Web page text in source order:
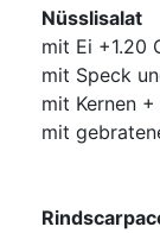
Nüsslisalat
mit Ei +1.20
mit Speck
mit Kernen
mit